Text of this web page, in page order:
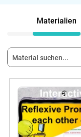
Materialien